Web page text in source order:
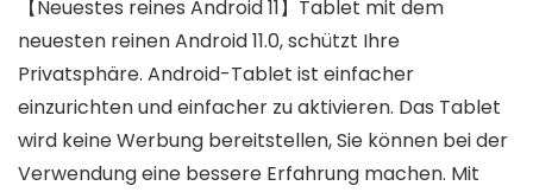
【Neuestes reines Android 11】Tablet mit dem
neuesten reinen Android 11.0, schützt Ihre
Privatsphäre. Android-Tablet ist einfacher
einzurichten und einfacher zu aktivieren. Das Tablet
wird keine Werbung bereitstellen, Sie können bei der
Verwendung eine bessere Erfahrung machen. Mit